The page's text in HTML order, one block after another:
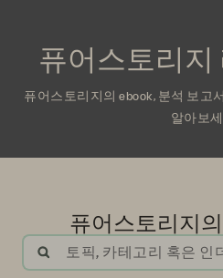
퓨어스토리지
퓨어스토리지의 ebook, 분석 보고
알아보세
퓨어스토리지
토픽, 카테고리 혹은 인